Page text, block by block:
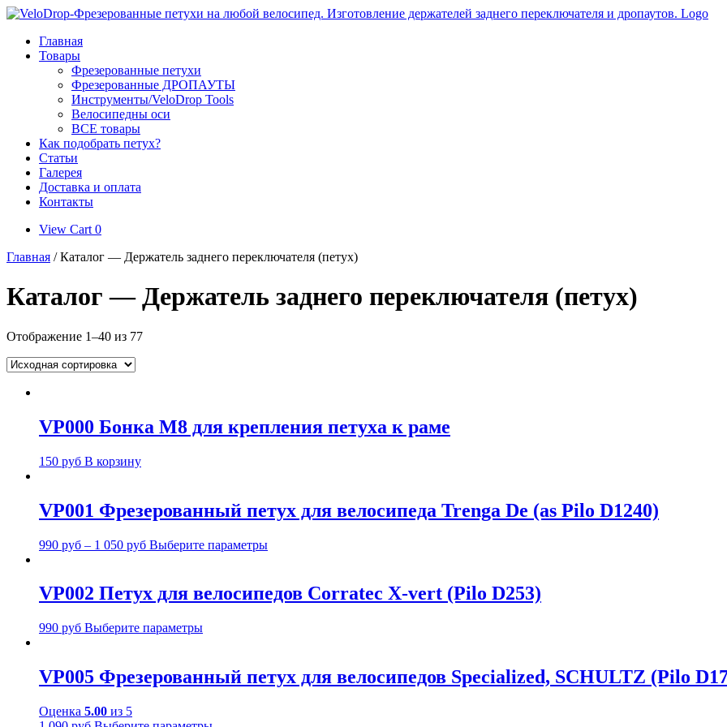
Skip
contentГлавная
Товары
Фрезерованные петухи
Фрезерованные ДРОПАУТЫ
Инструменты/VeloDrop Tools
Велосипедны оси
ВСЕ товары
Как подобрать петух?
Статьи
Галерея
Доставка и оплата
Контакты
View
cart
View Cart 0
Главная / Каталог — Держатель заднего переключателя (петух)
Каталог — Держатель заднего переключателя (петух)
Отображение 1–40 из 77
VP000 Бонка M8 для крепления петуха к раме
150 руб В корзину
VP001 Фрезерованный петух для велосипеда Trenga De (as Pilo D1240)
990 руб – 1 050 руб Выберите параметры
VP002 Петух для велосипедов Corratec X-vert (Pilo D253)
990 руб Выберите параметры
VP005 Фрезерованный петух для велосипедов Specialized, SCHULTZ (Pilo
Оценка 5.00 из 5